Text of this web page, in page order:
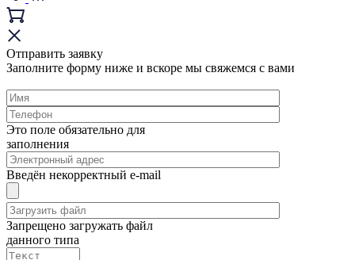
Отправить заявку
Заполните форму ниже и вскоре мы свяжемся с вами
Это поле обязательно для
заполнения
Введён некорректный e-mail
Запрещено загружать файл
данного типа